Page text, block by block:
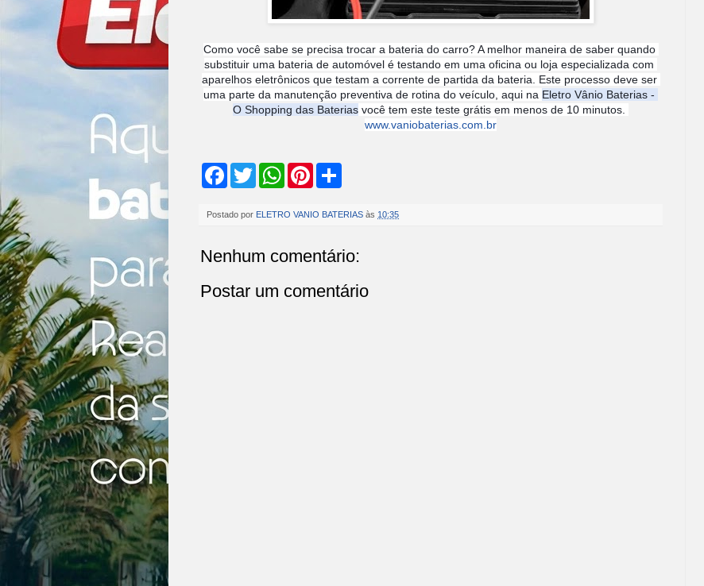
Como você sabe se precisa trocar a bateria do carro? A melhor maneira de saber quando
substituir uma bateria de automóvel é testando em uma oficina ou loja especializada com
aparelhos eletrônicos que testam a corrente de partida da bateria. Este processo deve ser
uma parte da manutenção preventiva de rotina do veículo, aqui na Eletro Vânio Baterias -
O Shopping das Baterias
www.vaniobaterias.com.br
F
b
k
T
w
t
W
s
p
P
e
s
e
Postado por ELETRO VANIO BATERIAS às 10:35
Nenhum comentário:
Postar um comentário